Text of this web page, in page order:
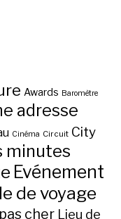
Awards Baromètre
adresse
Cinéma Circuit City
minutes
Evénement
de voyage
cher Lieu de